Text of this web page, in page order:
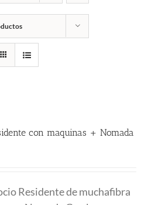
con maquinas + Nomada
Residente de muchafibra